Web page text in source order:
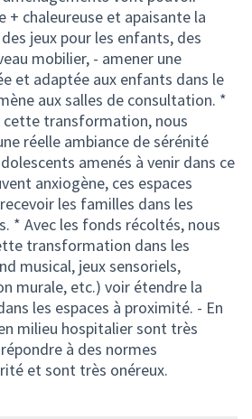
+ chaleureuse et apaisante la
jeux pour les enfants, des
mobilier, - amener une
et adaptée aux enfants dans le
aux salles de consultation. *
cette transformation, nous
réelle ambiance de sérénité
amenés à venir dans ce
anxiogène, ces espaces
les familles dans les
* Avec les fonds récoltés, nous
transformation dans les
musical, jeux sensoriels,
murale, etc.) voir étendre la
les espaces à proximité. - En
milieu hospitalier sont très
à des normes
et sont très onéreux.